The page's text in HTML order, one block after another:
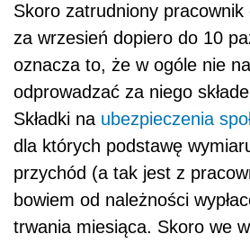
Skoro zatrudniony
za wrzesień dopiero do 10
oznacza to, że w ogóle nie
odprowadzać za niego
Składki na ubezpieczenia
dla których podstawę
przychód (a tak jest z
bowiem od należności
trwania miesiąca. Skoro we